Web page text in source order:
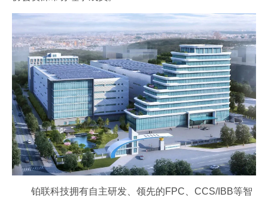
铂联科技拥有自主研发、领先的FPC、CCS/IBB等智